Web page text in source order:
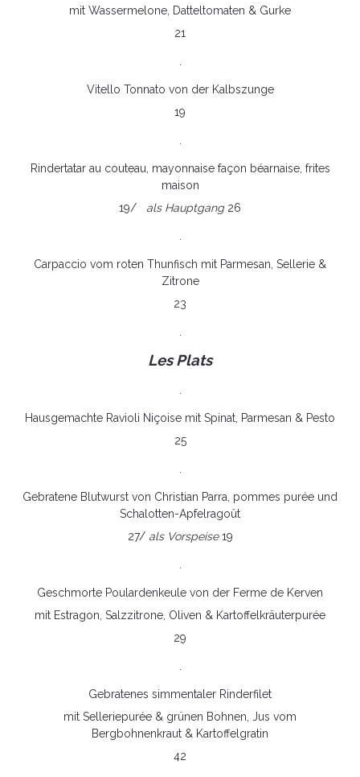
mit Wassermelone, Datteltomaten & Gurke
21
Vitello Tonnato von der Kalbszunge
19
Rindertatar au couteau, mayonnaise façon béarnaise, frites
maison
19/ als Hauptgang26
Carpaccio vom roten Thunfisch mit Parmesan, Sellerie &
Zitrone
23
Les Plats
Hausgemachte Ravioli Niçoise mit Spinat, Parmesan & Pesto
25
Gebratene Blutwurst von Christian Parra, pommes purée und
Schalotten-Apfelragoût
27/ als Vorspeise19
Geschmorte Poulardenkeule von der Ferme de Kerven
mit Estragon, Salzzitrone, Oliven & Kartoffelkräuterpurée
29
Gebratenes simmentaler Rinderfilet
mit Selleriepurée & grünen Bohnen, Jus vom
Bergbohnenkraut & Kartoffelgratin
42